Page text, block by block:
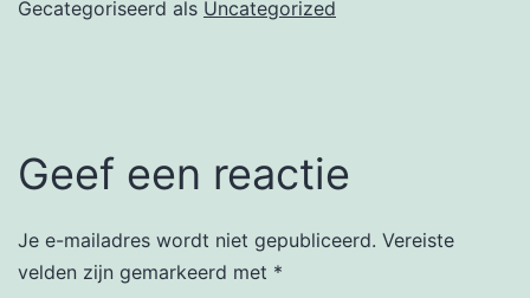
Gecategoriseerd als Uncategorized
Geef een reactie
Je e-mailadres wordt niet gepubliceerd. Vereiste
velden zijn gemarkeerd met *